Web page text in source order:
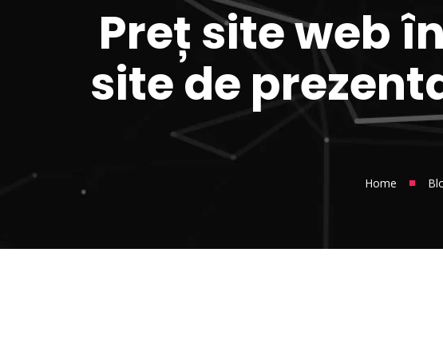
Preț site web
site de
Home ■